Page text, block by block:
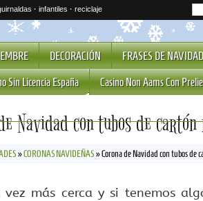
· infantiles · reciclaje
DECORACIÓN FRASES DE NAVIDAD
Sin Licencia España Casino Non Aams Con
Navidad con tubos de
»CORONAS NAVIDEÑAS»Corona de Navidad con tubos de
vez más cerca y si tenemos